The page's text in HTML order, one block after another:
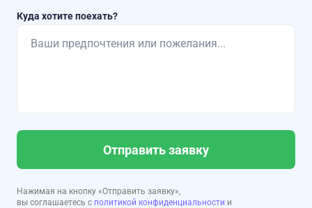
Куда хотите поехать?
Отправить заявку
Нажимая на кнопку «Отправить заявку»,
вы соглашаетесь с политикой конфиденциальности и